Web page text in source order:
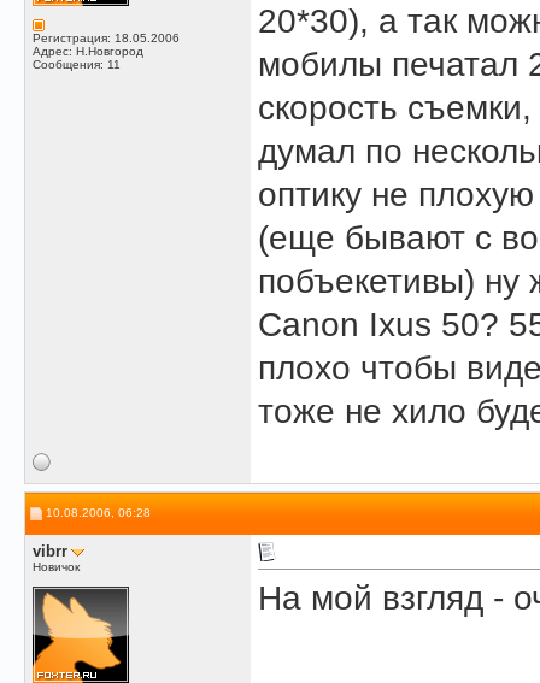
Регистрация: 18.05.2006
Адрес: Н.Новгород
Сообщения: 11
20*30), а так
мобилы печатал
скорость
думал по
оптику не
(еще бывают с
побъекетивы) ну
Canon Ixus 50?
плохо чтобы
тоже не хило
10.08.2006, 06:28
vibrr
Новичок
На мой взгляд -